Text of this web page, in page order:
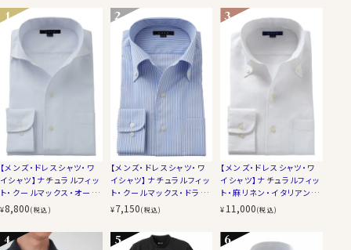
【メンズ・ドレスシャツ・ワ
イシャツ】ナチュラルフィッ
ト・クールマックス・オール
シーズン・ドライ・形態安
定・オックスフォード・イタ
リアンカラー・ワイドカラ
ー・第一ボタンあり
¥8,800(税込)
【メンズ・ドレスシャツ・ワ
イシャツ】ナチュラルフィッ
ト・クールマックス・ドラ
イ・形態安定・イタリアンカ
ラー・ボタンダウン・第一
ボタンあり
¥7,150(税込)
【メンズ・ドレスシャツ・ワ
イシャツ】ナチュラルフィッ
ト・麻リネン・イタリアンカ
ラー・ボタンダウン・スキッ
パー・第一ボタン無し
¥ 11,000(税込)